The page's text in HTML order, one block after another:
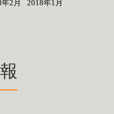
2月
2018年1月